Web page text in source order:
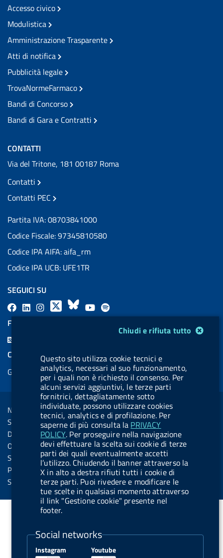
Chiudi e rifiuta tutto
Questo sito utilizza cookie tecnici e
analytics, necessari al suo funzionamento,
per i quali non è richiesto il consenso. Per
alcuni servizi aggiuntivi, le terze parti
fornitrici, dettagliatamente sotto
individuate, possono utilizzare cookies
tecnici, analytics e di profilazione. Per
saperne di più consulta la PRIVACY
POLICY. Per proseguire nella navigazione
devi effettuare la scelta sui cookie di terze
parti dei quali eventualmente accetti
l’utilizzo. Chiudendo il banner attraverso la
X in alto a destra rifiuti tutti i cookie di
terze parti. Puoi rivedere e modificare le
tue scelte in qualsiasi momento attraverso
il link "Gestione cookie" presente nel
footer.
Social networks
Instagram Youtube
Accesso civico
Modulistica
Amministrazione Trasparente
Atti di notifica
Pubblicità legale
TrovaNormeFarmaco
Bandi di Concorso
Bandi di Gara e Contratti
CONTATTI
Via del Tritone, 181 00187 Roma
Contatti
Contatti PEC
Partita IVA: 08703841000
Codice Fiscale: 97345810580
Codice IPA AIFA: aifa_rm
Codice IPA UCB: UFE1TR
SEGUICI SU
F
a
L
i
a
l
.
b
u
t
t
o
n
.
i
n
s
a
g
X
B
l
s
k
y
Y
o
u
b
e
l
a
l
.
b
u
t
t
o
n
.
s
p
i
f
FEED RSS
COOKIES
Gestione cookie
Sezione Link Utili
Note legali
Social Media Policy
Dichiarazione di accessibilità
Obiettivi di accessibilità
Statistiche sito
Privacy
Servizi Online